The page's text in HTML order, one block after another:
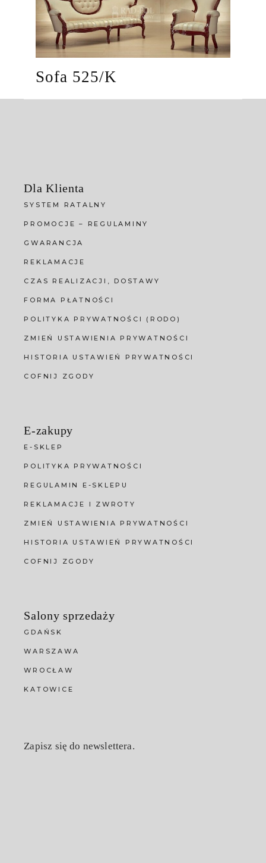
Sofa 525/K
Dla Klienta
SYSTEM RATALNY
PROMOCJE – REGULAMINY
GWARANCJA
REKLAMACJE
CZAS REALIZACJI, DOSTAWY
FORMA PŁATNOŚCI
POLITYKA PRYWATNOŚCI (RODO)
ZMIEŃ USTAWIENIA PRYWATNOŚCI
HISTORIA USTAWIEŃ PRYWATNOŚCI
COFNIJ ZGODY
E-zakupy
E-SKLEP
POLITYKA PRYWATNOŚCI
REGULAMIN E-SKLEPU
REKLAMACJE I ZWROTY
ZMIEŃ USTAWIENIA PRYWATNOŚCI
HISTORIA USTAWIEŃ PRYWATNOŚCI
COFNIJ ZGODY
Salony sprzedaży
GDAŃSK
WARSZAWA
WROCŁAW
KATOWICE
Zapisz się do newslettera.